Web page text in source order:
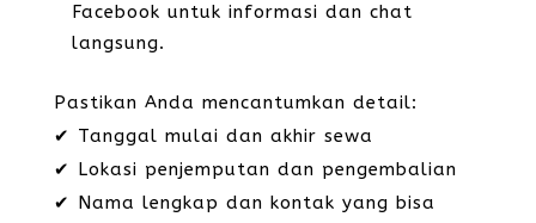
Facebook untuk informasi dan chat
langsung.
Pastikan Anda mencantumkan detail:
✔ Tanggal mulai dan akhir sewa
✔ Lokasi penjemputan dan pengembalian
✔ Nama lengkap dan kontak yang bisa